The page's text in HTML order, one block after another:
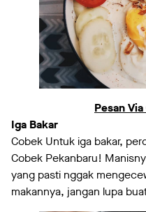
Pesan
Iga Bakar
Cobek Untuk iga bakar,
Cobek Pekanbaru!
yang pasti nggak
makannya, jangan lupa